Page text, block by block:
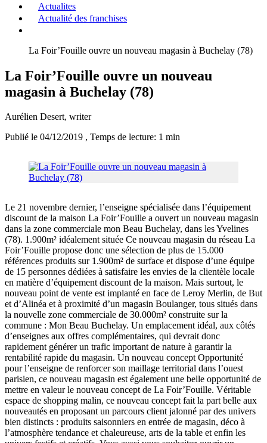
Actualites
Actualité des franchises
La Foir’Fouille ouvre un nouveau magasin à Buchelay (78)
La Foir’Fouille ouvre un nouveau
magasin à Buchelay (78)
Aurélien Desert, writer
Publié le 04/12/2019 , Temps de lecture: 1 min
Le 21 novembre dernier, l’enseigne spécialisée dans l’équipement
discount de la maison La Foir’Fouille a ouvert un nouveau magasin
dans la zone commerciale mon Beau Buchelay, dans les Yvelines
(78). 1.900m² idéalement située Ce nouveau magasin du réseau La
Foir’Fouille propose donc une sélection de plus de 15.000
références produits sur 1.900m² de surface et dispose d’une équipe
de 15 personnes dédiées à satisfaire les envies de la clientèle locale
en matière d’équipement discount de la maison. Mais surtout, le
nouveau point de vente est implanté en face de Leroy Merlin, de But
et d’Alinéa et à proximité d’un magasin Boulanger, tous situés dans
la nouvelle zone commerciale de 30.000m² construite sur la
commune : Mon Beau Buchelay. Un emplacement idéal, aux côtés
d’enseignes aux offres complémentaires, qui devrait donc
rapidement générer un trafic important de nature à garantir la
rentabilité rapide du magasin. Un nouveau concept Opportunité
pour l’enseigne de renforcer son maillage territorial dans l’ouest
parisien, ce nouveau magasin est également une belle opportunité de
mettre en valeur le nouveau concept de La Foir’Fouille. Véritable
espace de shopping malin, ce nouveau concept fait la part belle aux
nouveautés en proposant un parcours client jalonné par des univers
bien distincts : produits saisonniers en entrée de magasin, déco à
l’atmosphère tendance et chaleureuse, arts de la table et enfin les